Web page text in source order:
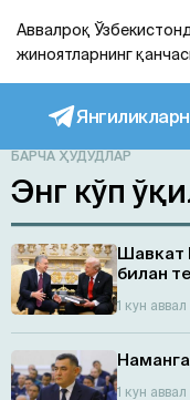
Аввалроқ
жиноятларнинг
БАРЧА ҲУДУДЛАР
Энг кўп
Шавкат
билан
1 кун аввал
1 кун аввал